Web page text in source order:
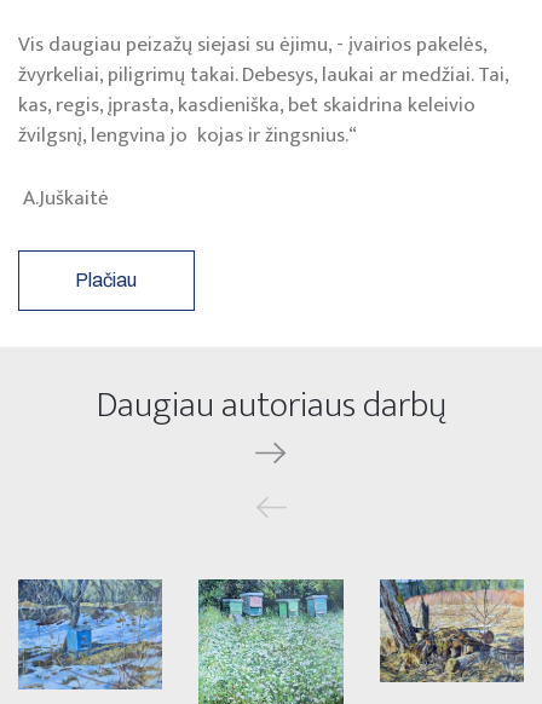
Vis daugiau peizažų siejasi su ėjimu, - įvairios pakelės,
žvyrkeliai, piligrimų takai. Debesys, laukai ar medžiai. Tai,
kas, regis, įprasta, kasdieniška, bet skaidrina keleivio
žvilgsnį, lengvina jo kojas ir žingsnius.“
A.Juškaitė
Plačiau
Daugiau autoriaus darbų